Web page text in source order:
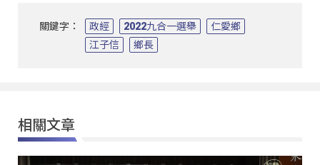
關鍵字： 政經 2022九合一選舉
仁愛鄉
江子信
鄉長
相關文章